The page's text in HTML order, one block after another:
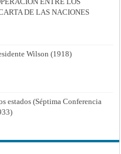
DE LAS NACIONES
Wilson (1918)
estados (Séptima Conferencia